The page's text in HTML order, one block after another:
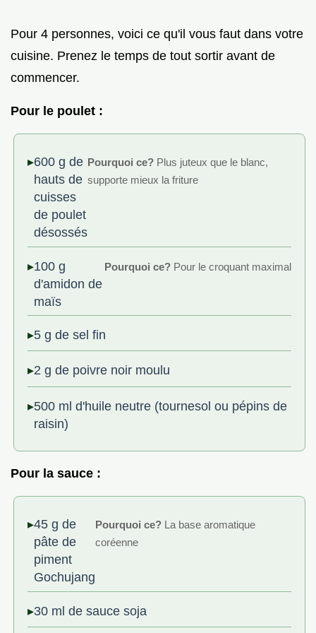
Pour 4 personnes, voici ce qu'il vous faut dans votre
cuisine. Prenez le temps de tout sortir avant de
commencer.
Pour le poulet :
600 g de
hauts de
cuisses
de poulet
désossés
Pourquoi ce? Plus juteux que le blanc,
supporte mieux la friture
100 g
d'amidon de
maïs
Pourquoi ce?Pour le croquant maximal
5 g de sel fin
2 g de poivre noir moulu
500 ml d'huile neutre (tournesol ou pépins de
raisin)
Pour la sauce :
45 g de
pâte de
piment
Gochujang
Pourquoi ce? La base aromatique
coréenne
30 ml de sauce soja